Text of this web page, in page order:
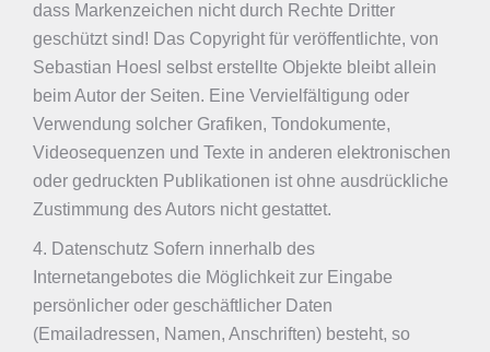
dass Markenzeichen nicht durch Rechte Dritter
geschützt sind! Das Copyright für veröffentlichte, von
Sebastian Hoesl selbst erstellte Objekte bleibt allein
beim Autor der Seiten. Eine Vervielfältigung oder
Verwendung solcher Grafiken, Tondokumente,
Videosequenzen und Texte in anderen elektronischen
oder gedruckten Publikationen ist ohne ausdrückliche
Zustimmung des Autors nicht gestattet.
4. Datenschutz Sofern innerhalb des
Internetangebotes die Möglichkeit zur Eingabe
persönlicher oder geschäftlicher Daten
(Emailadressen, Namen, Anschriften) besteht, so